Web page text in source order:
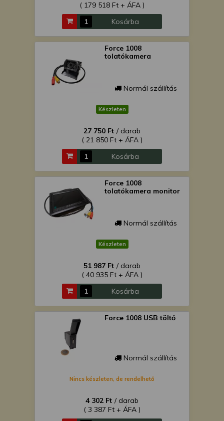
( 179 518 Ft + ÁFA )
Kosárba
Force 1008
tolatókamera
Normál szállítás
Készleten
27 750 Ft / darab
( 21 850 Ft + ÁFA )
Kosárba
Force 1008
tolatókamera monitor
Normál szállítás
Készleten
51 987 Ft / darab
( 40 935 Ft + ÁFA )
Kosárba
Force 1008 USB töltő
Normál szállítás
Nincs készleten, de rendelhető
4 302 Ft / darab
( 3 387 Ft + ÁFA )